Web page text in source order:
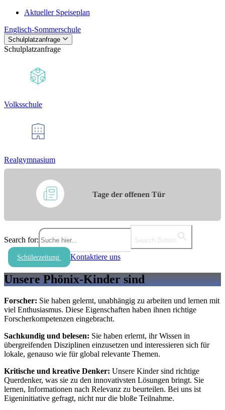
Aktueller Speiseplan
Englisch-Sommerschule
Schulplatzanfrage
Schulplatzanfrage
Volksschule
Realgymnasium
Tage der offenen Tür
Search for: Search Button
Schülerzeitung Kontaktiere uns
Unsere Phönix-Kinder sind
Forscher: Sie haben gelernt, unabhängig zu arbeiten und lernen mit
viel Enthusiasmus. Diese Eigenschaften haben ihnen richtige
Forscherkompetenzen eingebracht.
Sachkundig und belesen: Sie haben erlernt, ihr Wissen in
übergreifenden Disziplinen einzusetzen und interessieren sich für
lokale, genauso wie für global relevante Themen.
Kritische und kreative Denker: Unsere Kinder sind richtige
Querdenker, was sie zu den innovativsten Lösungen bringt. Sie
lernen, Informationen nach Relevanz zu beurteilen. Bei uns ist
Eigeninitiative gefragt, nicht nur die bloße Teilnahme.